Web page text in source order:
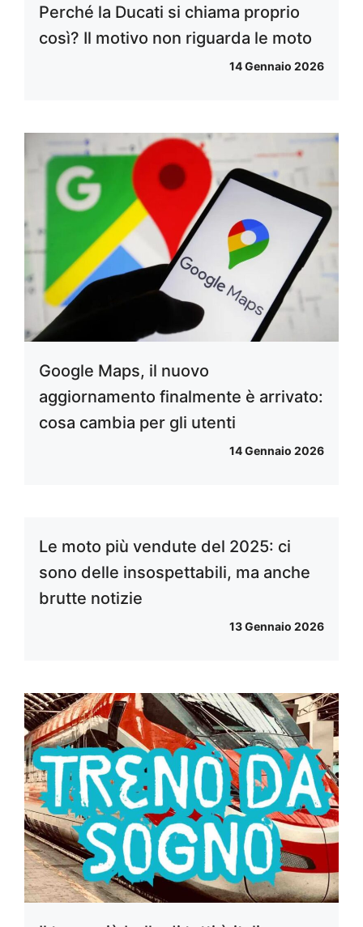
Perché la Ducati si chiama proprio
così? Il motivo non riguarda le moto
14 Gennaio 2026
Google Maps, il nuovo
aggiornamento finalmente è arrivato:
cosa cambia per gli utenti
14 Gennaio 2026
Le moto più vendute del 2025: ci
sono delle insospettabili, ma anche
brutte notizie
13 Gennaio 2026